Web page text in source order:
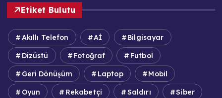
Etiket Bulutu
Akıllı Telefon Aİ Bilgisayar
Dizüstü Fotoğraf Futbol
Geri Dönüşüm Laptop Mobil
Oyun Rekabetçi Saldırı Siber